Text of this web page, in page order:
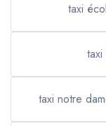
taxi
taxi notre